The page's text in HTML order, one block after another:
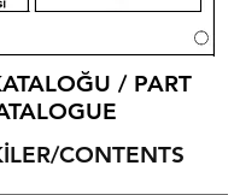
/ PART
CONTENTS